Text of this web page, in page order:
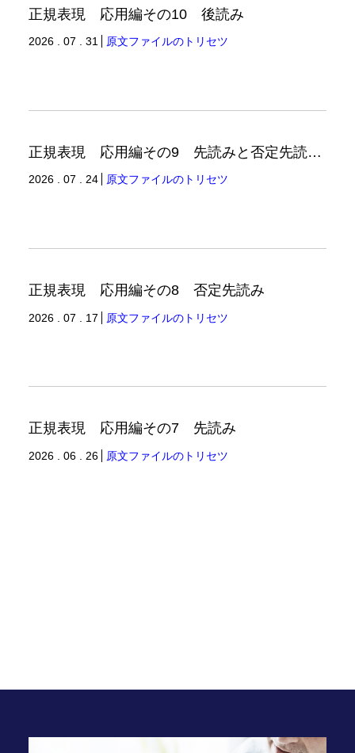
正規表現 応用編その10 後読み
2026 . 07 . 31 原文ファイルのトリセツ
正規表現 応用編その9 先読みと否定先読みの例
2026 . 07 . 24 原文ファイルのトリセツ
正規表現 応用編その8 否定先読み
2026 . 07 . 17 原文ファイルのトリセツ
正規表現 応用編その7 先読み
2026 . 06 . 26 原文ファイルのトリセツ